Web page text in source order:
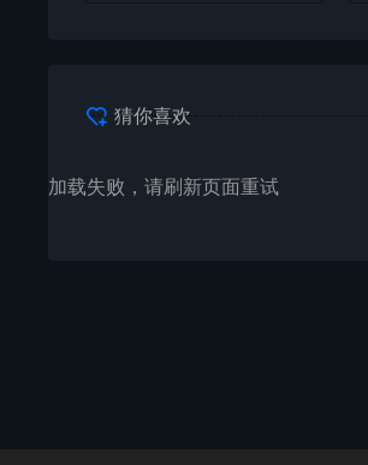
猜你喜欢
加载失败，请刷新页面重试